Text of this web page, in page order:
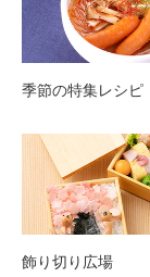
季節の特集レシピ
飾り切り広場